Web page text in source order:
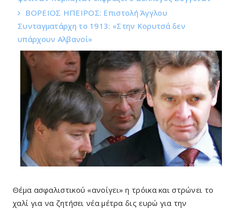
ΒΟΡΕΙΟΣ ΗΠΕΙΡΟΣ: Επιστολή Άγγλου
Συνταγματάρχη το 1913: «Στην Κορυτσά δεν
υπάρχουν Αλβανοί»
Θέμα ασφαλιστικού «ανοίγει» η τρόικα και στρώνει το
χαλί για να ζητήσει νέα μέτρα δις ευρώ για την